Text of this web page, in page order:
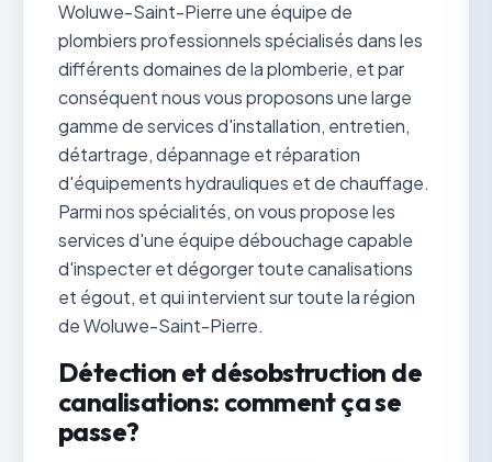
Woluwe-Saint-Pierre une équipe de
plombiers professionnels spécialisés dans les
différents domaines de la plomberie, et par
conséquent nous vous proposons une large
gamme de services d'installation, entretien,
détartrage, dépannage et réparation
d'équipements hydrauliques et de chauffage.
Parmi nos spécialités, on vous propose les
services d'une équipe débouchage capable
d'inspecter et dégorger toute canalisations
et égout, et qui intervient sur toute la région
de Woluwe-Saint-Pierre.
Détection et désobstruction de
canalisations: comment ça se
passe?